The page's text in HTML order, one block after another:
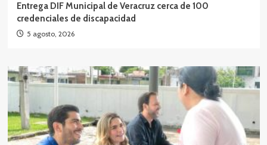
Entrega DIF Municipal de Veracruz cerca de 100
credenciales de discapacidad
5 agosto, 2026